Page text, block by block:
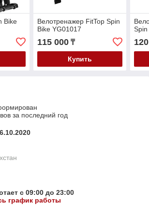
Bike
Велотренажер FitTop Spin
Bike YG01017
115 000₸
Купить
за последний год
с 09:00 до 23:00
график работы